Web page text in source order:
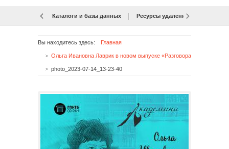
Каталоги и базы данных Ресурсы удаленного доступа
Вы находитесь здесь: Главная
photo_2023-07-14_13-23-40